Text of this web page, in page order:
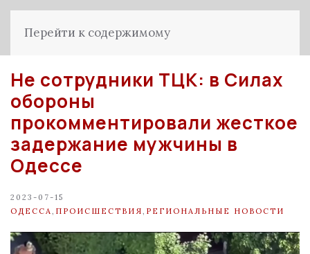
Перейти к содержимому
Не сотрудники ТЦК: в Силах
обороны
прокомментировали жесткое
задержание мужчины в
Одессе
2023-07-15
ОДЕССА
ПРОИСШЕСТВИЯ РЕГИОНАЛЬНЫЕ НОВОСТИ